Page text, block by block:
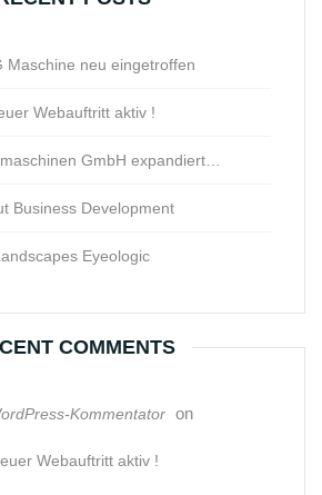
Maschine neu eingetroffen
Webauftritt aktiv !
GmbH expandiert…
Business Development
Eyeologic
COMMENTS
Kommentator on
Webauftritt aktiv !